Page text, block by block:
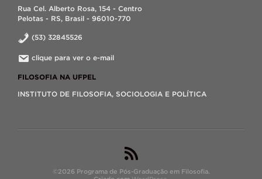
Rua Cel. Alberto Rosa, 154 - Centro
Pelotas - RS, Brasil - 96010-770
(53) 32845526
clique para ver o e-mail
FILOSOFIA NA UFPEL
INSTITUTO DE FILOSOFIA, SOCIOLOGIA E POLÍTICA
©2026 Programa de Pós-Graduação em Filosofia.